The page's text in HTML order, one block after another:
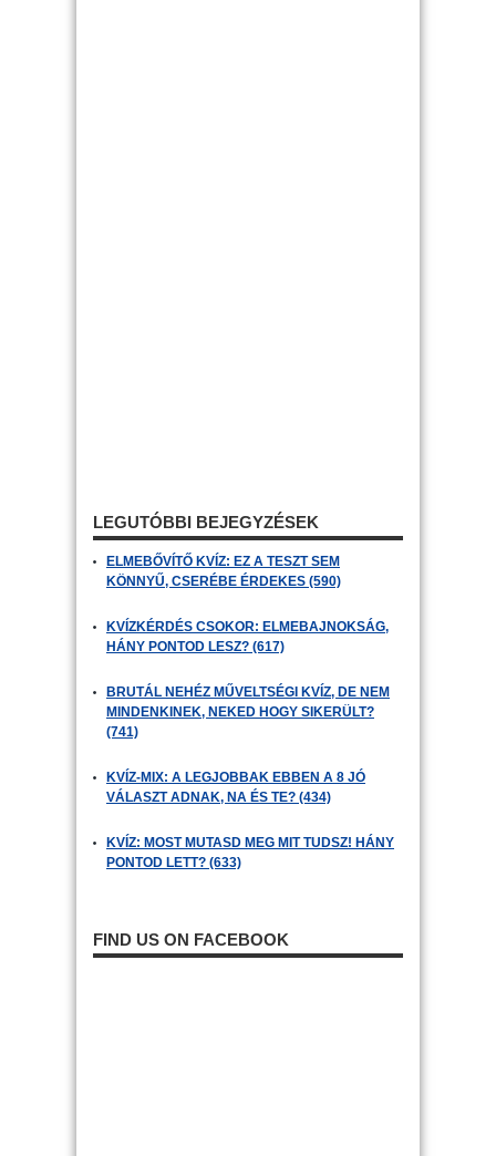
LEGUTÓBBI BEJEGYZÉSEK
ELMEBŐVÍTŐ KVÍZ: EZ A TESZT SEM
KÖNNYŰ, CSERÉBE ÉRDEKES (590)
KVÍZKÉRDÉS CSOKOR: ELMEBAJNOKSÁG,
HÁNY PONTOD LESZ? (617)
BRUTÁL NEHÉZ MŰVELTSÉGI KVÍZ, DE NEM
MINDENKINEK, NEKED HOGY SIKERÜLT?
(741)
KVÍZ-MIX: A LEGJOBBAK EBBEN A 8 JÓ
VÁLASZT ADNAK, NA ÉS TE? (434)
KVÍZ: MOST MUTASD MEG MIT TUDSZ! HÁNY
PONTOD LETT? (633)
FIND US ON FACEBOOK